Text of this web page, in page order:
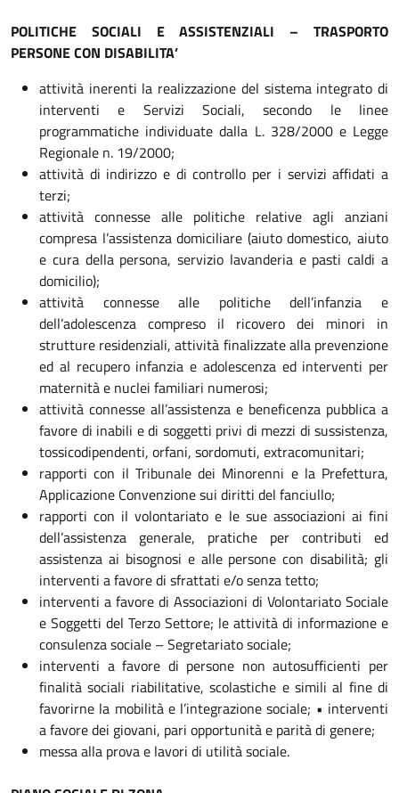
POLITICHE SOCIALI E ASSISTENZIALI – TRASPORTO
PERSONE CON DISABILITA’
attività inerenti la realizzazione del sistema integrato di
interventi e Servizi Sociali, secondo le linee
programmatiche individuate dalla L. 328/2000 e Legge
Regionale n. 19/2000;
attività di indirizzo e di controllo per i servizi affidati a
terzi;
attività connesse alle politiche relative agli anziani
compresa l’assistenza domiciliare (aiuto domestico, aiuto
e cura della persona, servizio lavanderia e pasti caldi a
domicilio);
attività connesse alle politiche dell’infanzia e
dell’adolescenza compreso il ricovero dei minori in
strutture residenziali, attività finalizzate alla prevenzione
ed al recupero infanzia e adolescenza ed interventi per
maternità e nuclei familiari numerosi;
attività connesse all’assistenza e beneficenza pubblica a
favore di inabili e di soggetti privi di mezzi di sussistenza,
tossicodipendenti, orfani, sordomuti, extracomunitari;
rapporti con il Tribunale dei Minorenni e la Prefettura,
Applicazione Convenzione sui diritti del fanciullo;
rapporti con il volontariato e le sue associazioni ai fini
dell’assistenza generale, pratiche per contributi ed
assistenza ai bisognosi e alle persone con disabilità; gli
interventi a favore di sfrattati e/o senza tetto;
interventi a favore di Associazioni di Volontariato Sociale
e Soggetti del Terzo Settore; le attività di informazione e
consulenza sociale – Segretariato sociale;
interventi a favore di persone non autosufficienti per
finalità sociali riabilitative, scolastiche e simili al fine di
favorirne la mobilità e l’integrazione sociale; • interventi
a favore dei giovani, pari opportunità e parità di genere;
messa alla prova e lavori di utilità sociale.